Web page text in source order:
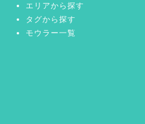
エリアから探す
タグから探す
モウラー一覧